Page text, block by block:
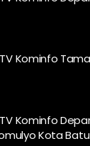
Kominfo
Kominfo
Kota Batu